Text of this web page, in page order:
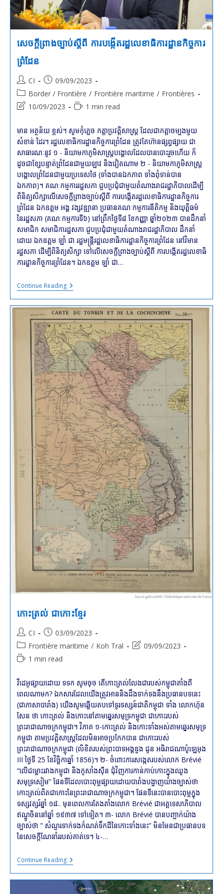
សេចក្តីព្រាងច្បាប់ស្តីពី ការបង្កើតរដ្ឋលេខាធិការដ្ឋានកិច្ចការ
ព្រំដែន
Post
author:
CI
Post
published:
09/09/2023
Post
category:
Border / Frontière / Frontière maritime / Frontières
Post
modified:
10/09/2023
Reading1 min read
មាន អត្ថន័យ ខ្ពស់។ សូមកុំភ្លេច កត្តាប្រវត្តិសាស្ត្រ ដែលជាកត្តាចម្បងមួយ
សំខាន់ ដៃរ។ រដ្ឋលេខាធិការដ្ឋានកិច្ចការព្រំដែន ត្រូវតែហ៊ានផ្សព្វផ្សាយ ជា
សាធារណៈនូវ ១ - និយាមកាភូមិសាស្ត្របង្គោលដែលបានបោះរួចហើយ ក៏
ដូចជាខ្សែបន្ទាត់ព្រំដែនជាមួយឡាវ និងវៀតណាម ២ - និយាមកាភូមិសាស្ត្រ
បង្គោលព្រំដែនជាមួយប្រទេសថៃ (ទាំងបានឯកភាព ទាំងពុំទាន់បាន
ឯកភាព)។ គណៈកម្មការរដ្ឋសភា ជួបប្រជុំជាមួយតំណាងរាជរដ្ឋាភិបាលដើម្បី
ពិនិត្យសិក្សាលើសេចក្តីព្រាងច្បាប់ស្តីពី ការបង្កើតរដ្ឋលេខាធិការដ្ឋានកិច្ចការ
ព្រំដែន ឯកឧត្តម អង្គ វង្សវឌ្ឍានា ប្រធានគណៈកម្មការនីតិកម្ម និងយុត្តិធម៌
នៃរដ្ឋសភា (គណៈកម្មការទី៦) នៅព្រឹកថ្ងៃទី៨ ខែកញ្ញា ឆ្នាំ២០២៣ បានដឹកនាំ
សមាជិក សមាជិការដ្ឋសភា ជួបប្រជុំជាមួយតំណាងរាជរដ្ឋាភិបាល ដឹកនាំ
ដោយ ឯកឧត្តម ឡាំ ជា រដ្ឋមន្ត្រីរដ្ឋលេខាធិការដ្ឋានកិច្ចការព្រំដែន នៅវិមាន
រដ្ឋសភា ដើម្បីពិនិត្យសិក្សា ទៅលើសេចក្តីព្រាងច្បាប់ស្តីពី ការបង្កើតរដ្ឋលេខាធិ
ការដ្ឋានកិច្ចការព្រំដែន។ ឯកឧត្តម ឡាំ ជា…
Continue Readingសេចក្តី
ព្រាង
ច្បាប់
ស្តីពី
ការ
បង្កើត
រដ្ឋ
លេខាធិ
ការដ្ឋាន
កិច្ច
ការ
ព្រំដែន
កោះត្រល់ ជាកោះខ្មែរ
Post
author:
CI
Post
published:
03/09/2023
Post
category:
Frontière maritime / Koh Tral
Post09/09/2023
Reading1 min read
វីដេអូផ្សាយដោយ ទទក សូមចុច តើកោះត្រល់លែងជារបស់កម្ពុជាតាំងពី
ពេលណាមក? ឯកសារដែលយើងត្រូវអាននិងដឹងទាក់ទងនឹងប្រធានបទនេះ
(ជាភាសាបារាំង) យើងសូមឆ្លើយតបទៅទូរទស្សន៍ជាតិកម្ពុជា ទាំង លោកហ៊ុន
សែន ថា កោះត្រល់ និងកោះនៅតាមឆ្នេរសមុទ្រកម្ពុជា ជាកោះរបស់
ព្រះរាជាណាចក្រកម្ពុជា។ វិភាគ ១-កោះត្រល់ និងកោះទាំងអស់តាមឆ្នេរសមុទ្រ
កម្ពុជា តាមប្រវត្តិសាស្ត្រដែលមិនអាចប្រកែកបាន ជាកោះរបស់
ព្រះរាជាណាចក្រកម្ពុជា (លិខិតរបស់ព្រះបាទអង្គឌួង ជូន អធិរាជណាប៉ូឡេអុង
III ថ្ងៃទី 25 ខែវិច្ឆិកាឆ្នាំ 1856)។ ២- ចំពោះការសង្កេតរបស់លោក Brévié
“លើជម្លោះរវាងកម្ពុជា និងកូសាំងស៊ីន ជុំវិញការកាន់កាប់កោះក្នុងឈូង
សមុទ្រសៀម” ផែនទីដែលបោះពុម្ពផ្សាយដោយបារាំងបង្ហាញយ៉ាងច្បាស់ថា
កោះត្រល់ពិតជាកោះនៃព្រះរាជាណាចក្រកម្ពុជា។ ផែនទីនេះបានបោះពុម្ពក្នុង
ទស្សវត្សរ៍ឆ្នាំ ១៨.. មុនពេលការតែងតាំងលោក Brévié ជាអគ្គទេសាភិបាល
ឥណ្ឌូចិននៅឆ្នាំ ១៩៣៧ ទៅទៀត។ ៣- លោក Brévié បានបញ្ជាក់យ៉ាង
ច្បាស់ថា ” សំណួរទាក់ទងកំណត់ទឹកដីនៃកោះទាំងនេះ” មិនមែនជាប្រធានបទ
នៃសេចក្តីណែនាំររបស់គាត់ទេ។ ៤-…
Continue Readingកោះ
ត្រល់
ជាកោះ
ខ្មែរ